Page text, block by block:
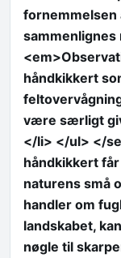
fornemmelsen
håndkikkert
være særligt
</li> </ul> </
håndkikkert
naturens små
handler om
landskabet,
nøgle til